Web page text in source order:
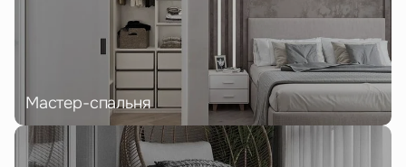
Мастер-спальня